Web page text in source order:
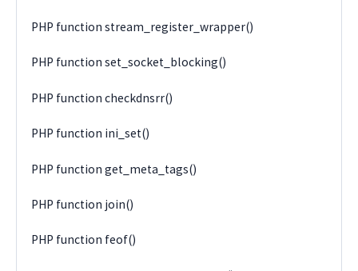
PHP function stream_register_wrapper()
PHP function set_socket_blocking()
PHP function checkdnsrr()
PHP function ini_set()
PHP function get_meta_tags()
PHP function join()
PHP function feof()